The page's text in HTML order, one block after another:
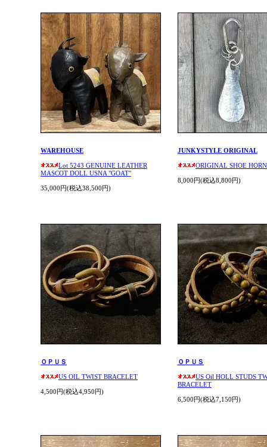
WAREHOUSE
Lot 5243 GENUINE LEATHER
MASCOT DOLL USNA "GOAT"
35,000円(税込38,500円)
JUNKYSTYLE ORIGINAL
ORIGINAL SHOE HORN
8,000円(税込8,800円)
ＯＰＵＳ
US OIL TWIST BRACELET
4,500円(税込4,950円)
ＯＰＵＳ
US Oil HOLL STUDS
BRACELET
6,500円(税込7,150円)